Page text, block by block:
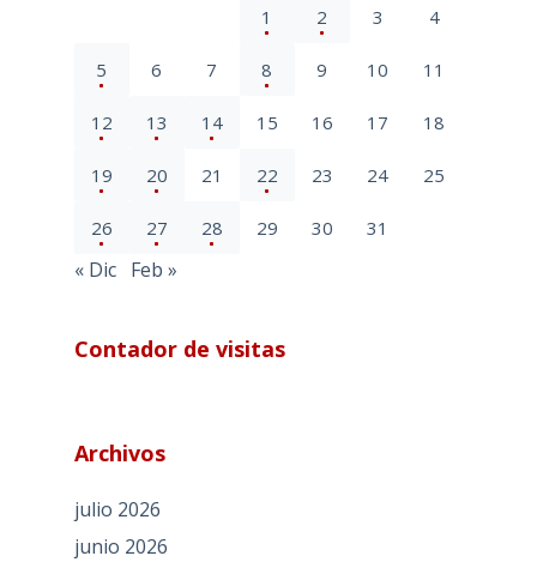
1 2 3 4
5 6 7 8 9 10 11
12 13 14 15 16 17 18
19 20 21 22 23 24 25
26 27 28 29 30 31
« Dic Feb »
Contador de visitas
Archivos
julio 2026
junio 2026